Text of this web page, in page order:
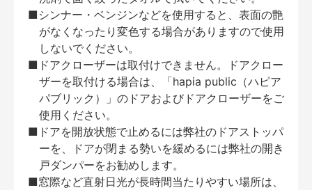
■シンナー・ベンジンなどを使用すると、表面の艶
がなくなったり変色する場合がありますので使用
しないでください。
■ドアクローザーは取付けできません。ドアクロー
ザーを取付ける場合は、「hapia public（ハピア
パブリック）」のドアおよびドアクローザーをご
使用ください。
■ドアを開放状態で止めるには弊社のドアストッパ
ーを、ドアが閉まる勢いを緩めるには弊社の開き
戸ダンパーをお勧めします。
■窓際など直射日光が長時間当たりやすい場所は、